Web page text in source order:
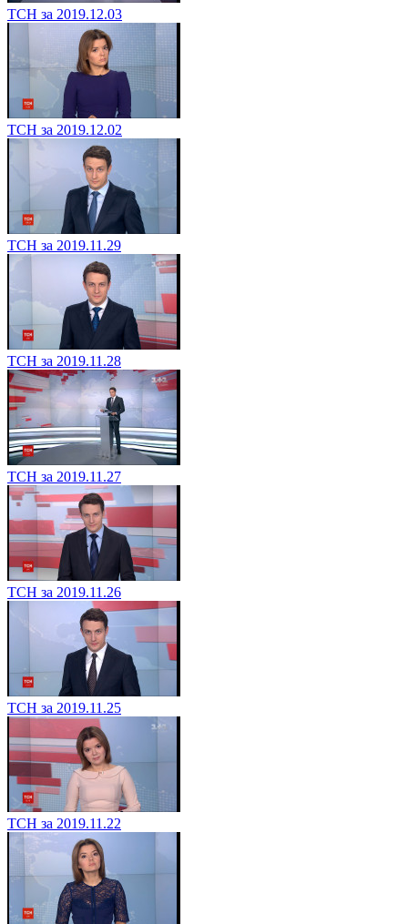
ТСН за 2019.12.03
ТСН за 2019.12.02
ТСН за 2019.11.29
ТСН за 2019.11.28
ТСН за 2019.11.27
ТСН за 2019.11.26
ТСН за 2019.11.25
ТСН за 2019.11.22